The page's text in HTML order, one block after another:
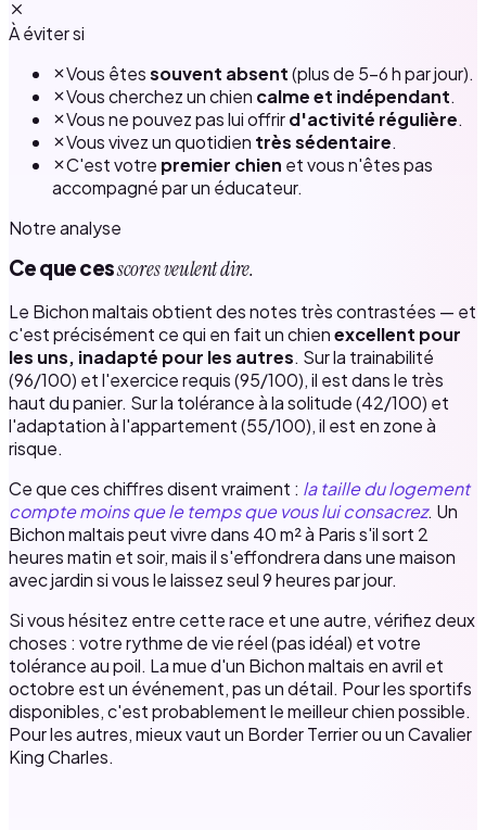
À éviter si
Vous êtessouvent absent(plus de 5–6 h par jour).
Vous cherchez un chien calme et indépendant.
Vous ne pouvez pas lui offrird'activité régulière.
Vous vivez un quotidien très sédentaire.
C'est votre premier chien et vous n'êtes pas
accompagné par un éducateur.
Notre analyse
Ce que cesscores veulent dire.
Le Bichon maltais obtient des notes très contrastées — et
c'est précisément ce qui en fait un chienexcellent pour
les uns, inadapté pour les autres. Sur la trainabilité
(96/100) et l'exercice requis (95/100), il est dans le très
haut du panier. Sur la tolérance à la solitude (42/100) et
l'adaptation à l'appartement (55/100), il est en zone à
risque.
Ce que ces chiffres disent vraiment : la taille du logement
compte moins que le temps que vous lui consacrez. Un
Bichon maltais peut vivre dans 40 m² à Paris s'il sort 2
heures matin et soir, mais il s'effondrera dans une maison
avec jardin si vous le laissez seul 9 heures par jour.
Si vous hésitez entre cette race et une autre, vérifiez deux
choses : votre rythme de vie réel (pas idéal) et votre
tolérance au poil. La mue d'un Bichon maltais en avril et
octobre est un événement, pas un détail. Pour les sportifs
disponibles, c'est probablement le meilleur chien possible.
Pour les autres, mieux vaut un Border Terrier ou un Cavalier
King Charles.